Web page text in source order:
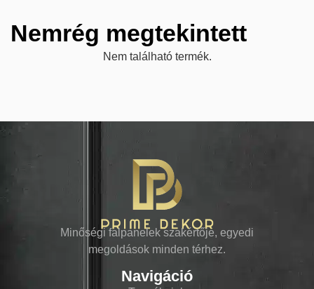
Nemrég megtekintett
Nem található termék.
Minőségi falpanelek szakértője, egyedi
megoldások minden térhez.
Navigáció